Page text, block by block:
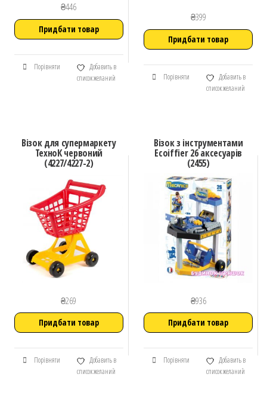
₴446
Придбати товар
Порівняти
Добавить в
список желаний
₴399
Придбати товар
Порівняти
Добавить в
список желаний
Візок для супермаркету
ТехноК червоний
(4227/4227-2)
₴269
Придбати товар
Порівняти
Добавить в
список желаний
Візок з інструментами
Ecoiffier 26 аксесуарів
(2455)
₴936
Придбати товар
Порівняти
Добавить в
список желаний